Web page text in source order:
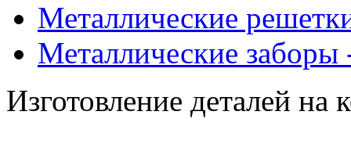
Металлические
Металлические
Изготовление деталей